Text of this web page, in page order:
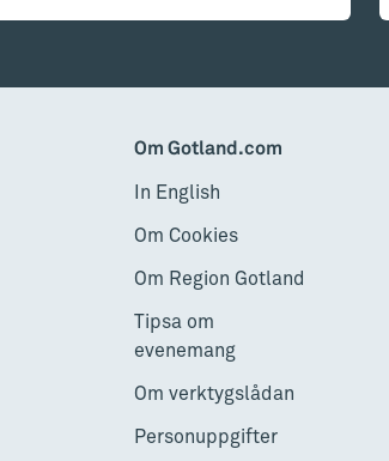
Om Gotland.com
In English
Om Cookies
Om Region Gotland
Tipsa om
evenemang
Om verktygslådan
Personuppgifter